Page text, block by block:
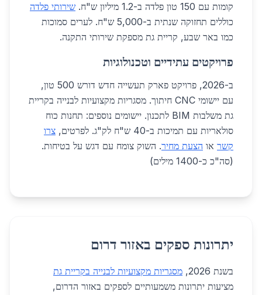
קומות עם 150 טון פלדה ב-1.2 מיליון ש"ח.
שירותי פלדה
כוללים תחזוקה שנתית ב-5,000 ש"ח. לערים סמוכות
כמו באר שבע, קריית גת מספקת שירותי התקנה.
פרויקטים עתידיים וטכנולוגיות
ב-2026, פרויקט פארק תעשייה חדש דורש 500 טון,
עם יישומי CNC חיתוך. מסגריות מקצועיות לבנייה בקריית
גת משלבות BIM לתכנון. יישומים נוספים: תחנות כוח
סולאריות עם תמיכות ב-40 ש"ח לק"ג. לפרטים,
צרו
קשר או הצעת מחיר. השוק צומח עם דגש על בטיחות.
(סה"כ כ-1400 מילים)
יתרונות ספקים באזור דרום
בשנת 2026,
מסגריות מקצועיות לבנייה בקריית גת
מציעות יתרונות משמעותיים לספקים באזור הדרום,